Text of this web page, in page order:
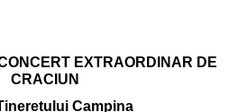
EXTRAORDINAR DE
CRACIUN
Campina